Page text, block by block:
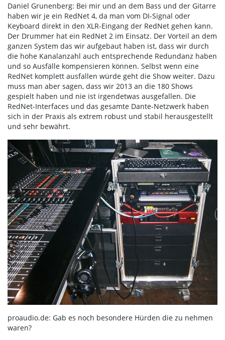
Daniel Grunenberg: Bei mir und an dem Bass und der Gitarre
haben wir je ein RedNet 4, da man vom DI-Signal oder
Keyboard direkt in den XLR-Eingang der RedNet gehen kann.
Der Drummer hat ein RedNet 2 im Einsatz. Der Vorteil an dem
ganzen System das wir aufgebaut haben ist, dass wir durch
die hohe Kanalanzahl auch entsprechende Redundanz haben
und so Ausfälle kompensieren können. Selbst wenn eine
RedNet komplett ausfallen würde geht die Show weiter. Dazu
muss man aber sagen, dass wir 2013 an die 180 Shows
gespielt haben und nie ist irgendetwas ausgefallen. Die
RedNet-Interfaces und das gesamte Dante-Netzwerk haben
sich in der Praxis als extrem robust und stabil herausgestellt
und sehr bewährt.
proaudio.de: Gab es noch besondere Hürden die zu nehmen
waren?